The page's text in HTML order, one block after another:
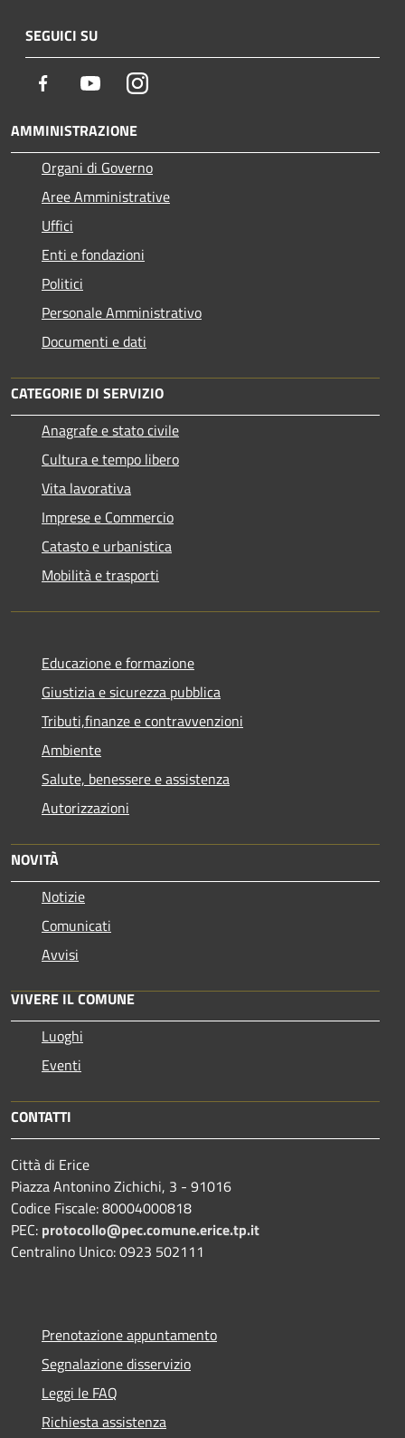
SEGUICI SU
Facebook YoutubeInstagram
AMMINISTRAZIONE
Organi di Governo
Aree Amministrative
Uffici
Enti e fondazioni
Politici
Personale Amministrativo
Documenti e dati
CATEGORIE DI SERVIZIO
Anagrafe e stato civile
Cultura e tempo libero
Vita lavorativa
Imprese e Commercio
Catasto e urbanistica
Mobilità e trasporti
Educazione e formazione
Giustizia e sicurezza pubblica
Tributi,finanze e contravvenzioni
Ambiente
Salute, benessere e assistenza
Autorizzazioni
NOVITÀ
Notizie
Comunicati
Avvisi
VIVERE IL COMUNE
Luoghi
Eventi
CONTATTI
Città di Erice
Piazza Antonino Zichichi, 3 - 91016
Codice Fiscale: 80004000818
PEC: protocollo@pec.comune.erice.tp.it
Centralino Unico: 0923 502111
Prenotazione appuntamento
Segnalazione disservizio
Leggi le FAQ
Richiesta assistenza